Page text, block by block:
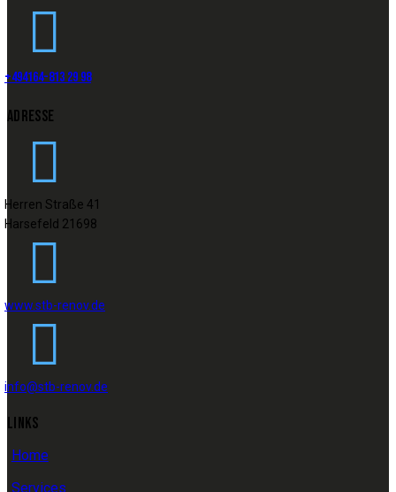
+494164-813 29 98
ADRESSE
Herren Straße 41
Harsefeld 21698
www.stb-renov.de
info@stb-renov.de
LINKS
Home
Services